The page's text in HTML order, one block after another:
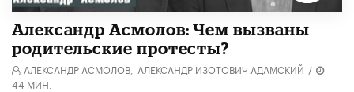
Александр Асмолов: Чем вызваны
родительские протесты?
АЛЕКСАНДР АСМОЛОВ, АЛЕКСАНДР ИЗОТОВИЧ АДАМСКИЙ /
44 МИН.